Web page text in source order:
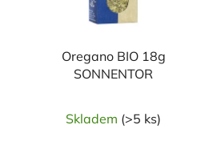
Oregano BIO 18g
SONNENTOR
Skladem (>5 ks)